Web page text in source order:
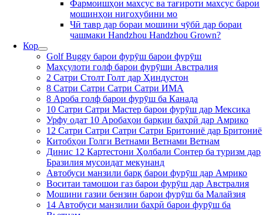
Фармоишҳои махсус ва тағироти махсус барои
мошинҳои нигоҳубини мо
Чӣ тавр дар бораи мошини чӯбӣ дар бораи
чашмаки Handzhou Handzhou Grown?
Кор
Golf Buggy барои фурӯш барои фурӯш
Маҳсулоти голф барои фурӯши Австралия
2 Сатри Столт Голт дар Ҳиндустон
8 Сатри Сатри Сатри Сатри ИМА
8 Ароба голф барои фурӯш ба Канада
10 Сатри Сатри Мастер барои фурӯш дар Мексика
Урфу одат 10 Аробаҳои барқии баҳрӣ дар Амрико
12 Сатри Сатри Сатри Сатри Бритониё дар Бритониё
Китобҳои Голги Ветнами Ветнами Ветнам
Динис 12 Картестони Ҳолбали Сонтер ба туризм дар
Бразилия мусоидат мекунанд
Автобуси манзили барқ барои фурӯш дар Амрико
Воситаи тамошои газ барои фурӯш дар Австралия
Мошини газии бензин барои фурӯш ба Малайзия
14 Автобуси манзилии баҳрӣ барои фурӯш ба